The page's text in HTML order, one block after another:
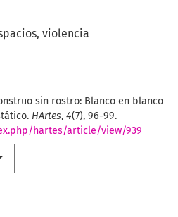
violencia
sin rostro: Blanco en blanco
HArtes, 4(7), 96-99.
hartes/article/view/939